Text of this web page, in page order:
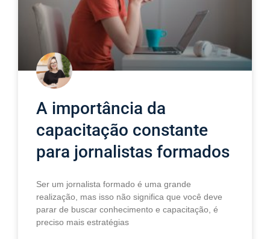
A importância da
capacitação constante
para jornalistas formados
Ser um jornalista formado é uma grande
realização, mas isso não significa que você deve
parar de buscar conhecimento e capacitação, é
preciso mais estratégias